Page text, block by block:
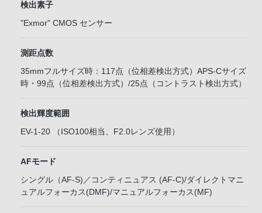
検出素子
"Exmor" CMOS センサー
測距点数
35mmフルサイズ時：117点（位相差検出方式）APS-Cサイズ
時・99点（位相差検出方式）/25点（コントラスト検出方式）
検出輝度範囲
EV-1-20 （ISO100相当、F2.0レンズ使用）
AFモード
シングル（AF-S)／コンティニュアス (AF-C)/ダイレクトマニ
ュアルフォーカス(DMF)/マニュアルフォーカス(MF)